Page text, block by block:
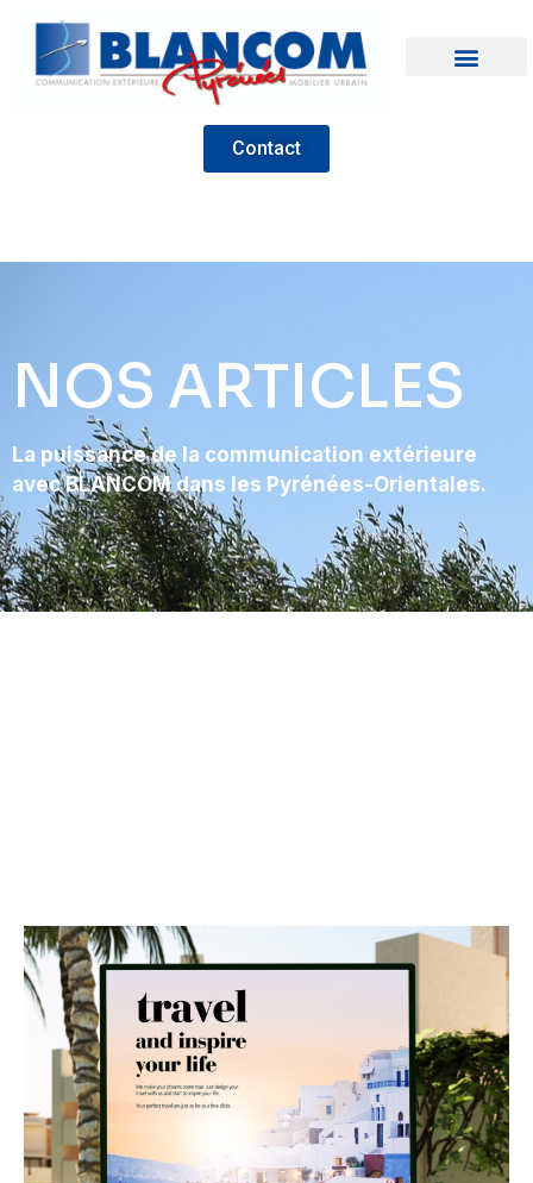
Contact
NOS ARTICLES
La puissance de la communication extérieure
avec BLANCOM dans les Pyrénées-Orientales.